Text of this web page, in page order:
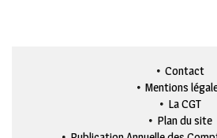
Contact
Mentions
La CGT
Plan du site